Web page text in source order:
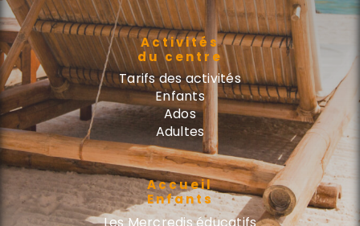
Activités
du centre
Tarifs des activités
Enfants
Ados
Adultes
Accueil
Enfants